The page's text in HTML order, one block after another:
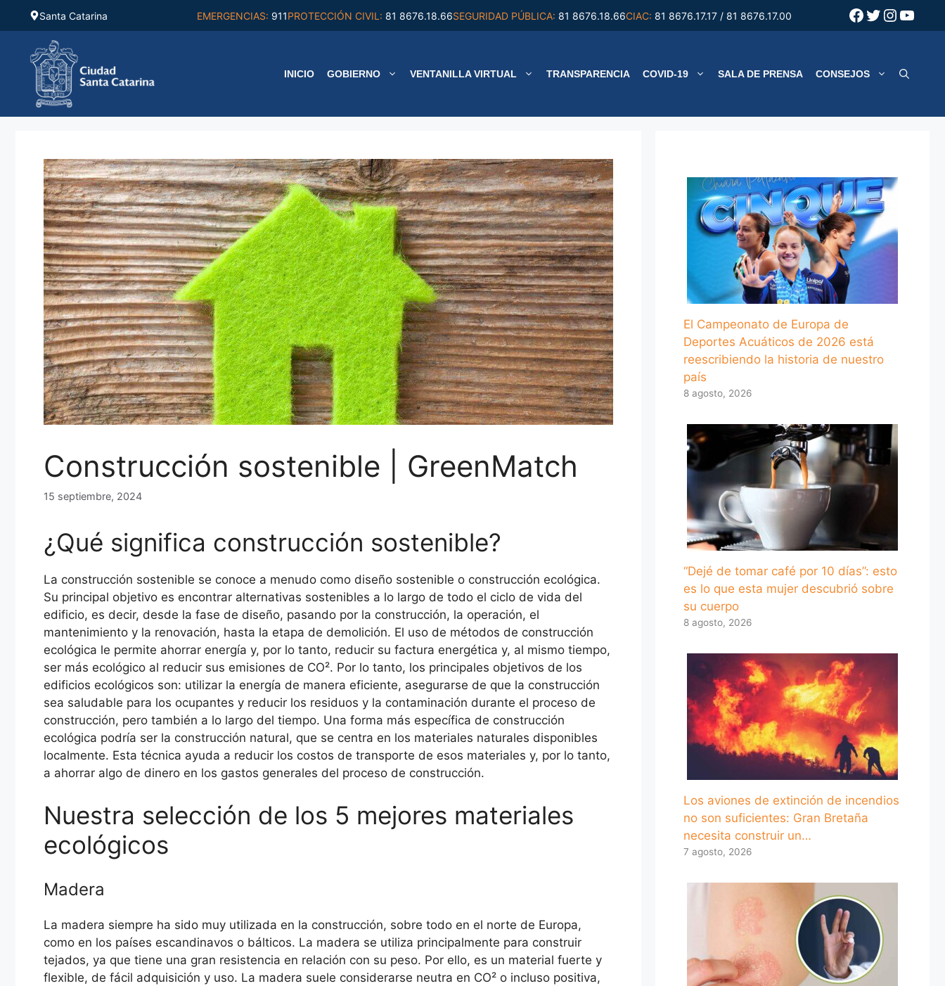
Saltar
contenido
Santa Catarina EMERGENCIAS: 911PROTECCIÓN CIVIL: 81 8676.18.66SEGURIDAD PÚBLICA: 81 8676.18.66CIAC: 81 8676.17.17 / 81 8676.17.00 Facebook
Twitter
INICIO GOBIERNO VENTANILLA VIRTUAL TRANSPARENCIA COVID-19 SALA DE PRENSA CONSEJOS
Construcción sostenible | GreenMatch
15 septiembre, 2024
¿Qué significa construcción sostenible?
La construcción sostenible se conoce a menudo como diseño sostenible o construcción ecológica.
Su principal objetivo es encontrar alternativas sostenibles a lo largo de todo el ciclo de vida del
edificio, es decir, desde la fase de diseño, pasando por la construcción, la operación, el
mantenimiento y la renovación, hasta la etapa de demolición. El uso de métodos de construcción
ecológica le permite ahorrar energía y, por lo tanto, reducir su factura energética y, al mismo tiempo,
ser más ecológico al reducir sus emisiones de CO². Por lo tanto, los principales objetivos de los
edificios ecológicos son: utilizar la energía de manera eficiente, asegurarse de que la construcción
sea saludable para los ocupantes y reducir los residuos y la contaminación durante el proceso de
construcción, pero también a lo largo del tiempo. Una forma más específica de construcción
ecológica podría ser la construcción natural, que se centra en los materiales naturales disponibles
localmente. Esta técnica ayuda a reducir los costos de transporte de esos materiales y, por lo tanto,
a ahorrar algo de dinero en los gastos generales del proceso de construcción.
Nuestra selección de los 5 mejores materiales
ecológicos
Madera
La madera siempre ha sido muy utilizada en la construcción, sobre todo en el norte de Europa,
como en los países escandinavos o bálticos. La madera se utiliza principalmente para construir
tejados, ya que tiene una gran resistencia en relación con su peso. Por ello, es un material fuerte y
flexible, de fácil adquisición y uso. La madera suele considerarse neutra en CO² o incluso positiva,
El Campeonato de Europa de
Deportes Acuáticos de 2026 está
reescribiendo la historia de nuestro
país
8 agosto, 2026
“Dejé de tomar café por 10 días”: esto
es lo que esta mujer descubrió sobre
su cuerpo
8 agosto, 2026
Los aviones de extinción de incendios
no son suficientes: Gran Bretaña
necesita construir un…
7 agosto, 2026